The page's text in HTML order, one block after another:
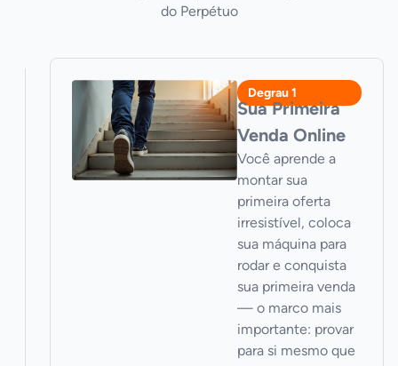
do Perpétuo
Degrau 1
Sua Primeira
Venda Online
Você aprende a
montar sua
primeira oferta
irresistível, coloca
sua máquina para
rodar e conquista
sua primeira venda
— o marco mais
importante: provar
para si mesmo que